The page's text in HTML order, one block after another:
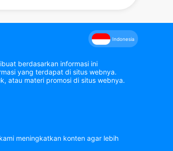
Indonesia
berdasarkan informasi ini
yang terdapat di situs webnya.
atau materi promosi di situs webnya.
meningkatkan konten agar lebih